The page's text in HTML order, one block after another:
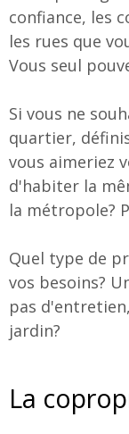
confiance, les
les rues que
Vous seul
Si vous ne
quartier,
vous aimeriez
d'habiter la
la métropole?
Quel type de
vos besoins?
pas
jardin?
La